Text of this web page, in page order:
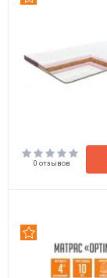
0 отзывов